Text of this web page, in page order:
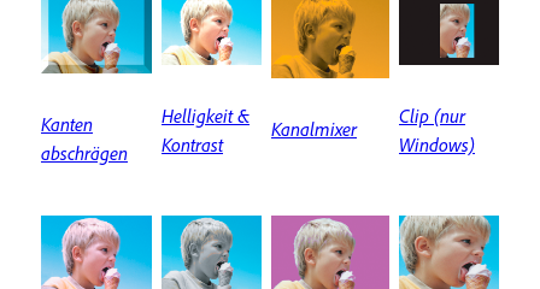
Kanten
abschrägen
Helligkeit &
Kontrast
Kanalmixer
Clip (nur
Windows)